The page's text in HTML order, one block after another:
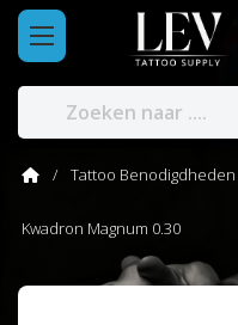
Tattoo Benodigdheden
Kwadron Magnum 0.30